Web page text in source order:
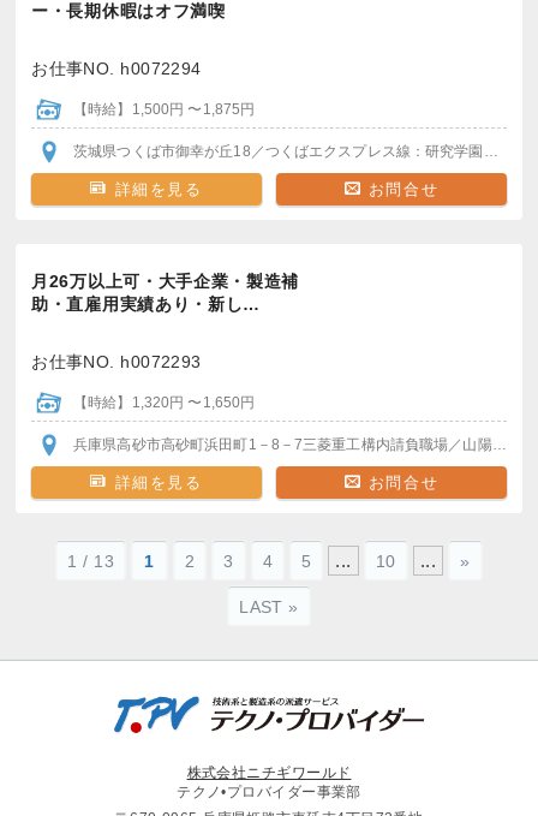
ー・長期休暇はオフ満喫
お仕事NO. h0072294
【時給】1,500円 〜1,875円
茨城県つくば市御幸が丘18 ／つくばエクスプレス線：研究学園駅
詳細を見る お問合せ
月26万以上可・大手企業・製造補
助・直雇用実績あり・新し…
お仕事NO. h0072293
【時給】1,320円 〜1,650円
兵庫県高砂市高砂町浜田町1－8－7三菱重工構内請負職場／山陽線 荒井駅
詳細を見る お問合せ
1 / 13 1 2 3 4 5 ... 10 ... »
LAST »
株式会社ニチギワールド
テクノ•プロバイダー事業部